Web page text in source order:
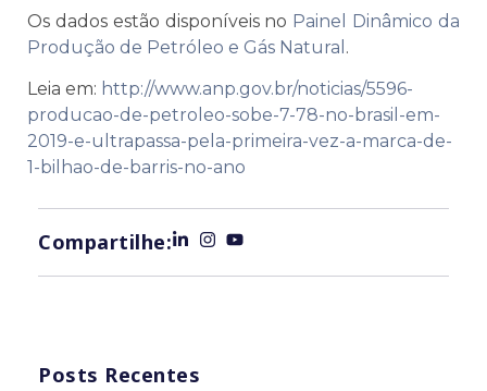
Os dados estão disponíveis no Painel Dinâmico da
Produção de Petróleo e Gás Natural .
Leia em: http://www.anp.gov.br/noticias/5596-
producao-de-petroleo-sobe-7-78-no-brasil-em-
2019-e-ultrapassa-pela-primeira-vez-a-marca-de-
1-bilhao-de-barris-no-ano
Compartilhe:
Posts Recentes